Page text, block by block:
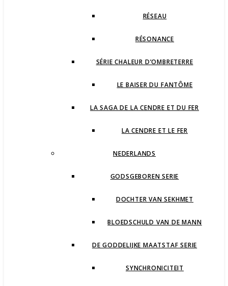
RÉSEAU
RÉSONANCE
SÉRIE CHALEUR D’OMBRETERRE
LE BAISER DU FANTÔME
LA SAGA DE LA CENDRE ET DU FER
LA CENDRE ET LE FER
NEDERLANDS
GODSGEBOREN SERIE
DOCHTER VAN SEKHMET
BLOEDSCHULD VAN DE MANN
DE GODDELIJKE MAATSTAF SERIE
SYNCHRONICITEIT